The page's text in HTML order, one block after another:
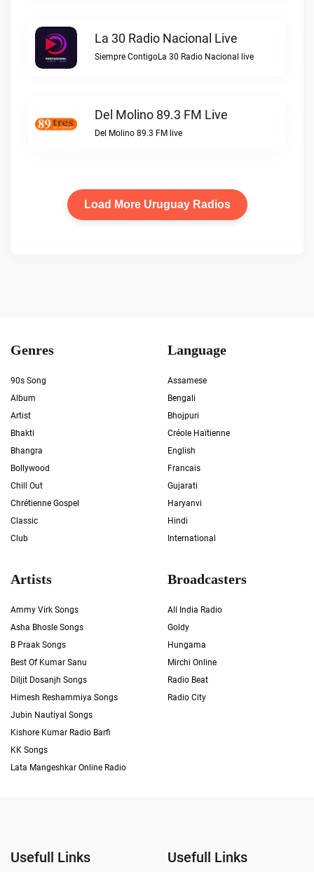
La 30 Radio Nacional Live
Siempre ContigoLa 30 Radio Nacional live
Del Molino 89.3 FM Live
Del Molino 89.3 FM live
Load More Uruguay Radios
Genres
90s Song
Album
Artist
Bhakti
Bhangra
Bollywood
Chill Out
Chrétienne Gospel
Classic
Club
Language
Assamese
Bengali
Bhojpuri
Créole Haïtienne
English
Francais
Gujarati
Haryanvi
Hindi
International
Artists
Ammy Virk Songs
Asha Bhosle Songs
B Praak Songs
Best Of Kumar Sanu
Diljit Dosanjh Songs
Himesh Reshammiya Songs
Jubin Nautiyal Songs
Kishore Kumar Radio Barfi
KK Songs
Lata Mangeshkar Online Radio
Broadcasters
All India Radio
Goldy
Hungama
Mirchi Online
Radio Beat
Radio City
Usefull Links Usefull Links